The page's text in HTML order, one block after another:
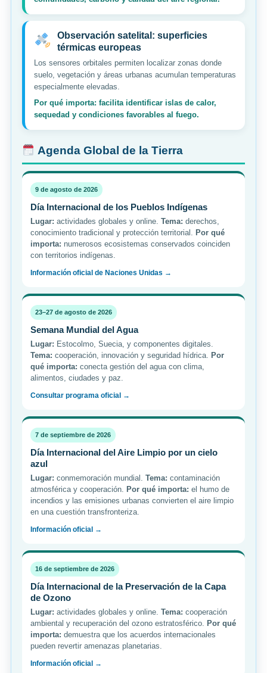
Observación satelital: superficies
térmicas europeas
Los sensores orbitales permiten localizar zonas donde
suelo, vegetación y áreas urbanas acumulan temperaturas
especialmente elevadas.
Por qué importa: facilita identificar islas de calor,
sequedad y condiciones favorables al fuego.
Agenda Global de la Tierra
9 de agosto de 2026
Día Internacional de los Pueblos Indígenas
Lugar: actividades globales y online. Tema: derechos,
conocimiento tradicional y protección territorial. Por qué
importa: numerosos ecosistemas conservados coinciden
con territorios indígenas.
Información oficial de Naciones Unidas →
23–27 de agosto de 2026
Semana Mundial del Agua
Lugar: Estocolmo, Suecia, y componentes digitales.
Tema: cooperación, innovación y seguridad hídrica. Por
qué importa: conecta gestión del agua con clima,
alimentos, ciudades y paz.
Consultar programa oficial →
7 de septiembre de 2026
Día Internacional del Aire Limpio por un cielo
azul
Lugar: conmemoración mundial. Tema: contaminación
atmosférica y cooperación. Por qué importa: el humo de
incendios y las emisiones urbanas convierten el aire limpio
en una cuestión transfronteriza.
Información oficial →
16 de septiembre de 2026
Día Internacional de la Preservación de la Capa
de Ozono
Lugar: actividades globales y online. Tema: cooperación
ambiental y recuperación del ozono estratosférico. Por qué
importa: demuestra que los acuerdos internacionales
pueden revertir amenazas planetarias.
Información oficial →